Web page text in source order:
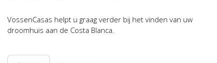
VossenCasas helpt u graag verder bij het vinden van uw
droomhuis aan de Costa Blanca.